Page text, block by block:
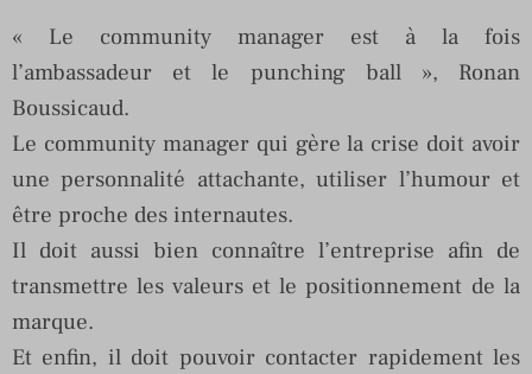
« Le community manager est à la fois
l’ambassadeur et le punching ball », Ronan
Boussicaud.
Le community manager qui gère la crise doit avoir
une personnalité attachante, utiliser l’humour et
être proche des internautes.
Il doit aussi bien connaître l’entreprise afin de
transmettre les valeurs et le positionnement de la
marque.
Et enfin, il doit pouvoir contacter rapidement les